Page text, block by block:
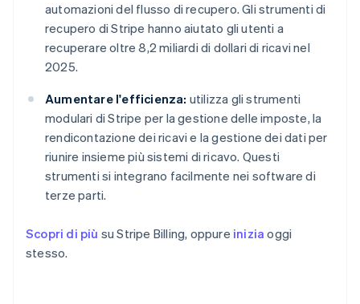
automazioni del flusso di recupero. Gli strumenti di
recupero di Stripe hanno aiutato gli utenti a
recuperare oltre 8,2 miliardi di dollari di ricavi nel
2025.
Aumentare l'efficienza: utilizza gli strumenti
modulari di Stripe per la gestione delle imposte, la
rendicontazione dei ricavi e la gestione dei dati per
riunire insieme più sistemi di ricavo. Questi
strumenti si integrano facilmente nei software di
terze parti.
Scopri di più su Stripe Billing, oppure inizia oggi
stesso.